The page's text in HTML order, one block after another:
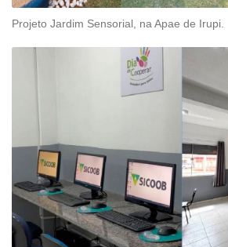
Projeto Jardim Sensorial, na Apae de Irupi.